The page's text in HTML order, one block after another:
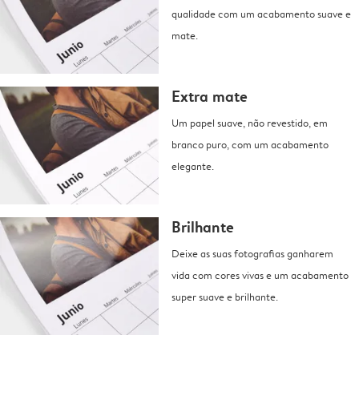
qualidade com um acabamento suave e
mate.
Extra mate
Um papel suave, não revestido, em
branco puro, com um acabamento
elegante.
Brilhante
Deixe as suas fotografias ganharem
vida com cores vivas e um acabamento
super suave e brilhante.